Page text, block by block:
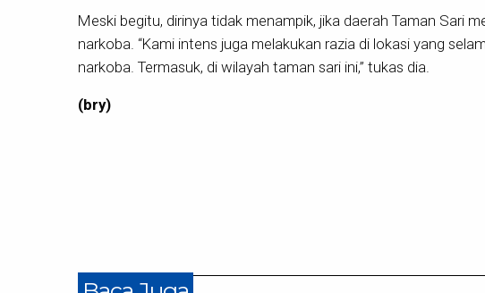
Meski begitu, dirinya tidak menampik, jika daerah Taman Sari
narkoba. “Kami intens juga melakukan razia di lokasi yang
narkoba. Termasuk, di wilayah taman sari ini,” tukas dia.
(bry)